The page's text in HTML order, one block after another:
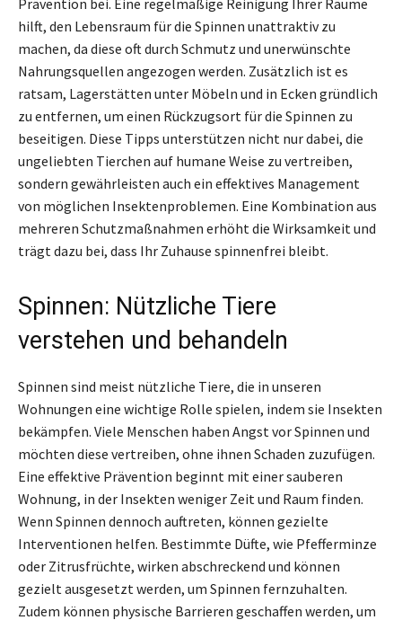
hilft, den Lebensraum für die Spinnen unattraktiv zu
machen, da diese oft durch Schmutz und unerwünschte
Nahrungsquellen angezogen werden. Zusätzlich ist es
ratsam, Lagerstätten unter Möbeln und in Ecken gründlich
zu entfernen, um einen Rückzugsort für die Spinnen zu
beseitigen. Diese Tipps unterstützen nicht nur dabei, die
ungeliebten Tierchen auf humane Weise zu vertreiben,
sondern gewährleisten auch ein effektives Management
von möglichen Insektenproblemen. Eine Kombination aus
mehreren Schutzmaßnahmen erhöht die Wirksamkeit und
trägt dazu bei, dass Ihr Zuhause spinnenfrei bleibt.
Spinnen: Nützliche Tiere
verstehen und behandeln
Spinnen sind meist nützliche Tiere, die in unseren
Wohnungen eine wichtige Rolle spielen, indem sie Insekten
bekämpfen. Viele Menschen haben Angst vor Spinnen und
möchten diese vertreiben, ohne ihnen Schaden zuzufügen.
Eine effektive Prävention beginnt mit einer sauberen
Wohnung, in der Insekten weniger Zeit und Raum finden.
Wenn Spinnen dennoch auftreten, können gezielte
Interventionen helfen. Bestimmte Düfte, wie Pfefferminze
oder Zitrusfrüchte, wirken abschreckend und können
gezielt ausgesetzt werden, um Spinnen fernzuhalten.
Zudem können physische Barrieren geschaffen werden, um